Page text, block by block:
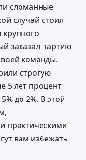
сломанные
случай стоил
крупного
заказал партию
команды.
строгую
5 лет процент
до 2%. В этой
практическими
вам избежать